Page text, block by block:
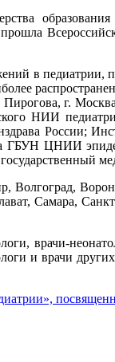
образования
в педиатрии,
Пирогова, г.
НИИ педиатрии
России;
ЦНИИ
Волгоград,
Самара, Санкт-
врачи-
и врачи